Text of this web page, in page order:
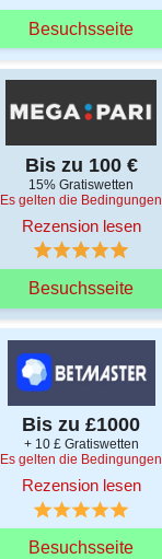
Besuchsseite
Bis zu 100 €
15% Gratiswetten
Es gelten die Bedingungen
Rezension lesen
Besuchsseite
Bis zu £1000
+ 10 £ Gratiswetten
Es gelten die Bedingungen
Rezension lesen
Besuchsseite